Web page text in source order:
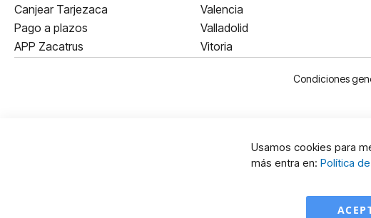
Canjear Tarjezaca
Pago a plazos
APP Zacatrus
Valencia
Valladolid
Vitoria
Condiciones
Usamos cookies para
más entra en: Política